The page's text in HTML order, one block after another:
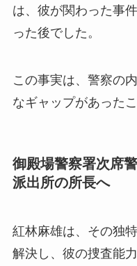
は、彼が関わった事
った後でした。
この事実は、警察の
なギャップがあった
御殿場警察署次席
派出所の所長へ
紅林麻雄は、その独
解決し、彼の捜査能